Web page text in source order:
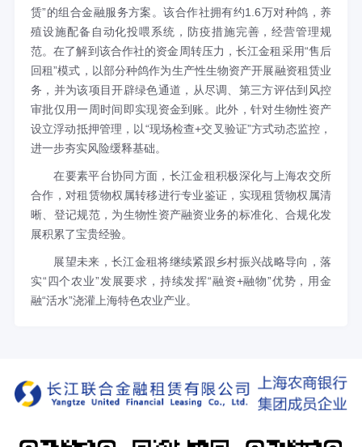
赁”的组合金融服务方案。该合作社拥有约1.6万对种鸽，养
殖设施配备自动化投喂系统，防疫措施完善，经营管理规
范。在了解到该合作社的资金周转压力，长江金租采用“售后
回租”模式，以部分种鸽作为生产性生物资产开展融资租赁业
务 ， 并为该项目开辟绿色通道，从尽调、 第三方评估到风控
审批仅用一周时间即实现资金到账。 此外，针对生物性资产
设立浮动抵押管理 ， 以“现场检查+交叉验证”方式动态监控，
进一步夯实风险缓释基础。
在要素平台协同方面，长江金租积极深化与上海农交所
合作 ， 对租赁物权属转移进行专业鉴证，实现租赁物权属清
晰、登记规范，为生物性资产融资业务的标准化、合规化发
展积累了宝贵经验。
展望未来，长江金租将继续紧跟乡村振兴战略导向， 落
实“四个农业”发展要求， 持续发挥“融资+融物”优势 ，用金
融“活水”浇灌上海特色农业产业。